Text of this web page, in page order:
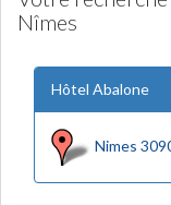
Nîmes
Hôtel Abalone
Nimes